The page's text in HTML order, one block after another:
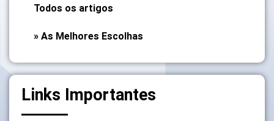
Todos os artigos
» As Melhores Escolhas
Links Importantes